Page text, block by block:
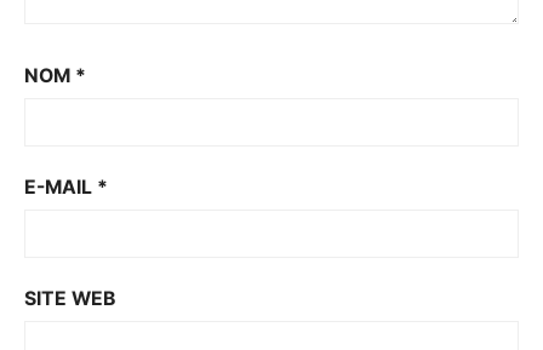
NOM *
E-MAIL *
SITE WEB